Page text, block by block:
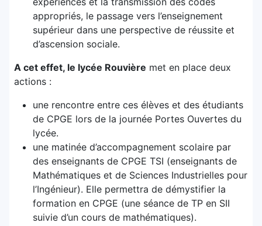
appropriés, le passage vers l’enseignement
supérieur dans une perspective de réussite et
d’ascension sociale.
A cet effet, le lycée Rouvière met en place deux
actions :
une rencontre entre ces élèves et des étudiants
de CPGE lors de la journée Portes Ouvertes du
lycée.
une matinée d’accompagnement scolaire par
des enseignants de CPGE TSI (enseignants de
Mathématiques et de Sciences Industrielles pour
l’Ingénieur). Elle permettra de démystifier la
formation en CPGE (une séance de TP en SII
suivie d’un cours de mathématiques).